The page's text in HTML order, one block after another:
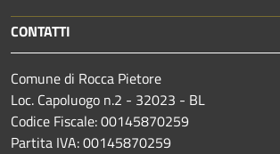
CONTATTI
Comune di Rocca Pietore
Loc. Capoluogo n.2 - 32023 - BL
Codice Fiscale: 00145870259
Partita IVA: 00145870259